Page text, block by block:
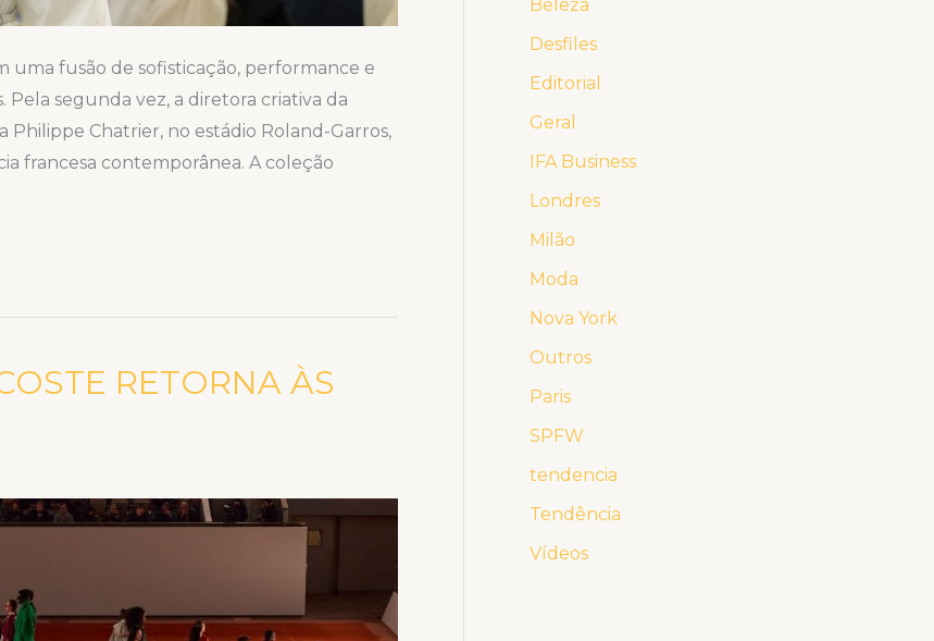
uma fusão de sofisticação, performance e
Pela segunda vez, a diretora criativa da
Philippe Chatrier, no estádio Roland-Garros,
francesa contemporânea. A coleção
RETORNA ÀS
Beleza
Desfiles
Editorial
Geral
IFA Business
Londres
Milão
Moda
Nova York
Outros
Paris
SPFW
tendencia
Tendência
Vídeos